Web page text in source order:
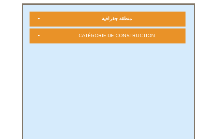
منطقة جغرافية
CATÉGORIE DE CONSTRUCTION